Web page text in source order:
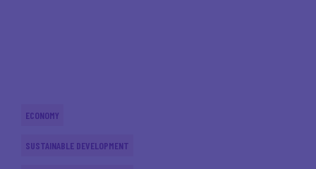
ECONOMY
SUSTAINABLE DEVELOPMENT